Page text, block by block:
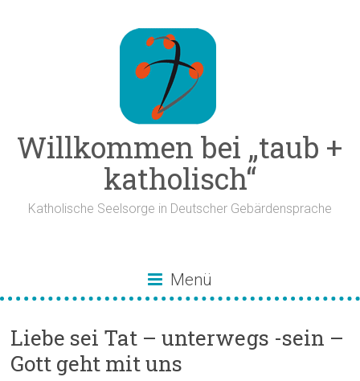
Willkommen bei „taub +
katholisch“
Katholische Seelsorge in Deutscher Gebärdensprache
Menü
Liebe sei Tat – unterwegs -sein –
Gott geht mit uns